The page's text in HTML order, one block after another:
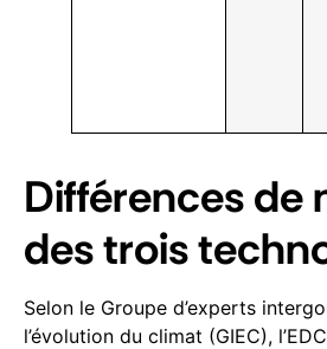
Différences de
des trois
Selon le Groupe d’experts
l’évolution du climat (GIEC),